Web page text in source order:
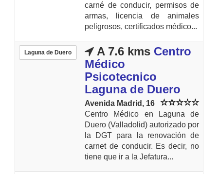
carné de conducir, permisos de
armas, licencia de animales
peligrosos, certificados médico...
Laguna de Duero A 7.6 kms Centro
Médico
Psicotecnico
Laguna de Duero
Avenida Madrid, 16
Centro Médico en Laguna de
Duero (Valladolid) autorizado por
la DGT para la renovación de
carnet de conducir. Es decir, no
tiene que ir a la Jefatura...